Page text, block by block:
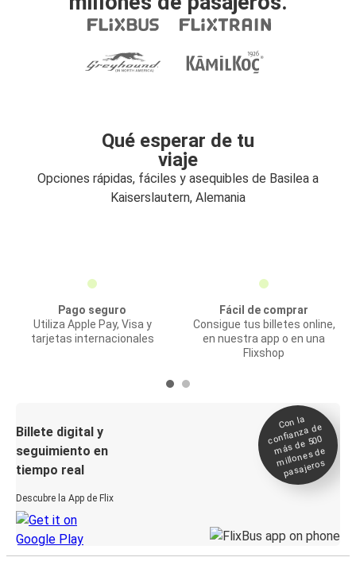
Qué esperar de tu
viaje
Opciones rápidas, fáciles y asequibles de Basilea a
Kaiserslautern, Alemania
Pago seguro
Utiliza Apple Pay, Visa y
tarjetas internacionales
Fácil de comprar
Consigue tus billetes online,
en nuestra app o en una
Flixshop
Billete digital y
seguimiento en
tiempo real
Descubre la App de Flix
Con la
confianza de
más de 500
millones de
pasajeros